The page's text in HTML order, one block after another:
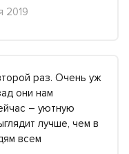
2019
раз. Очень уж
они нам
– уютную
лучше, чем в
всем